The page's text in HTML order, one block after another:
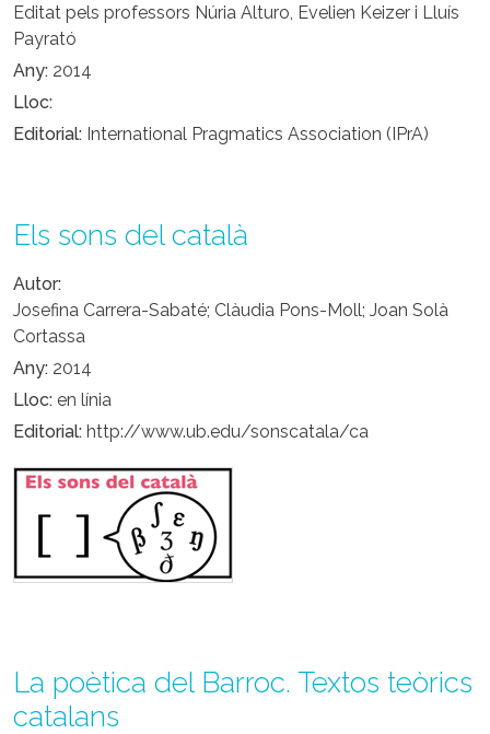
Editat pels professors Núria Alturo, Evelien Keizer i Lluís
Payrató
Any 2014
Lloc
Editorial International Pragmatics Association (IPrA)
Els sons del català
Autor
Josefina Carrera-Sabaté; Clàudia Pons-Moll; Joan Solà
Cortassa
Any 2014
Lloc en línia
Editorial http://www.ub.edu/sonscatala/ca
La poètica del Barroc. Textos teòrics
catalans